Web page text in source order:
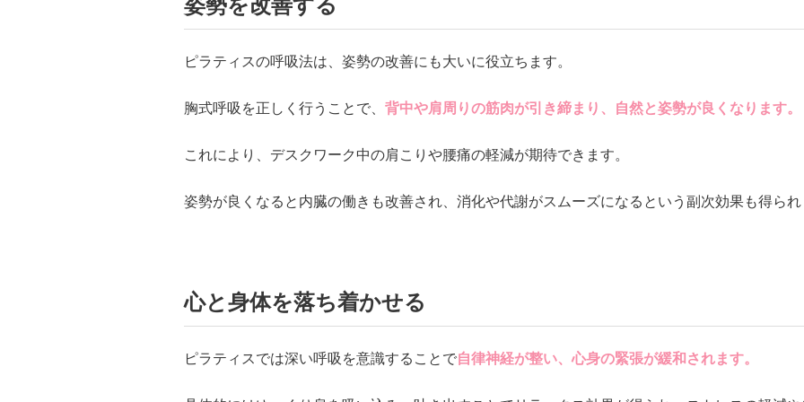
ピラティスの呼吸法は、姿勢の改善にも大いに役立ちます。
胸式呼吸を正しく行うことで、背中や肩周りの筋肉が引き締まり、自然と姿勢が良くなります。
これにより、デスクワーク中の肩こりや腰痛の軽減が期待できます。
姿勢が良くなると内臓の働きも改善され、消化や代謝がスムーズになるという副次効果も得ら
心と身体を落ち着かせる
ピラティスでは深い呼吸を意識することで自律神経が整い、心身の緊張が緩和されます。